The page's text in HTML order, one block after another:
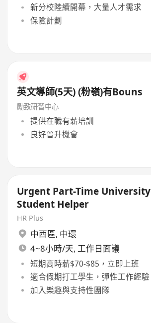
新分校陸續開幕，大量人才需求
保險計劃
英文導師(5天) (粉嶺)有Bouns
勵致研習中心
提供在職有薪培訓
良好晉升機會
Urgent Part-Time University
Student Helper
HR Plus
中西區, 中環
4~8小時/天, 工作日面議
短期高時薪$70-$85，立即上班
適合假期打工學生，彈性工作經驗
加入樂趣與支持性團隊